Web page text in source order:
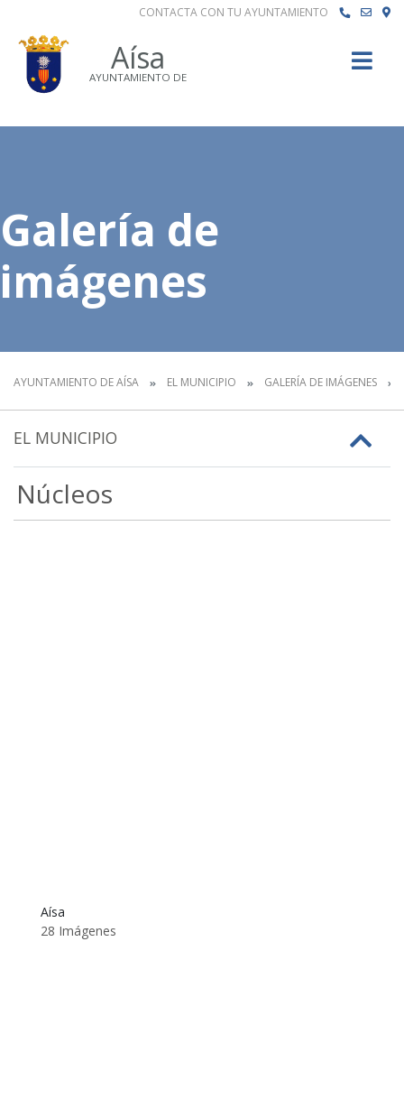
CONTACTA CON TU AYUNTAMIENTO
Aísa
AYUNTAMIENTO DE
Galería de
imágenes
AYUNTAMIENTO DE AÍSA EL MUNICIPIO GALERÍA DE IMÁGENES
EL MUNICIPIO
Núcleos
Aísa
28 Imágenes